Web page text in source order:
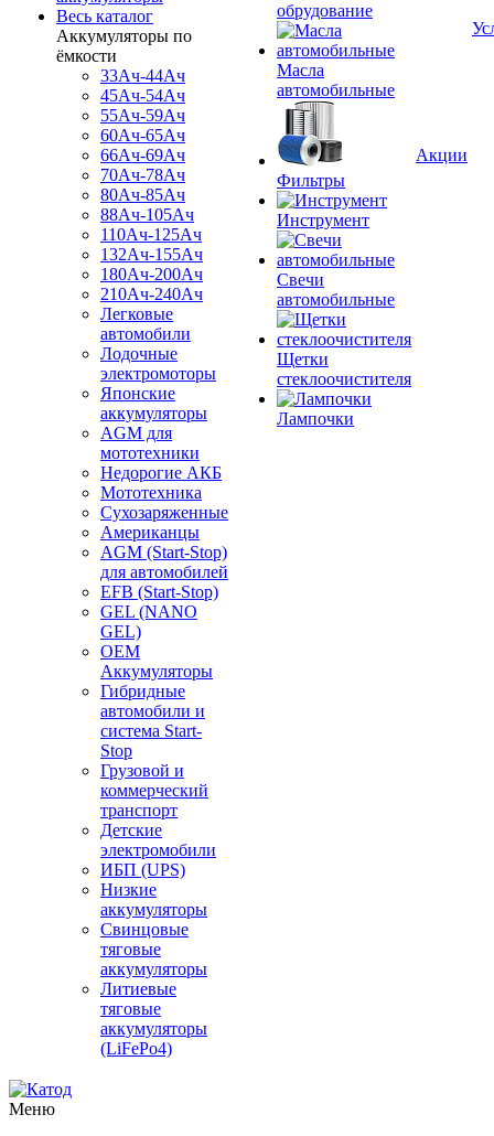
Весь каталог
Аккумуляторы по
ёмкости
33Ач-44Ач
45Ач-54Ач
55Ач-59Ач
60Ач-65Ач
66Ач-69Ач
70Ач-78Ач
80Ач-85Ач
88Ач-105Ач
110Ач-125Ач
132Ач-155Ач
180Ач-200Ач
210Ач-240Ач
Легковые
автомобили
Лодочные
электромоторы
Японские
аккумуляторы
AGM для
мототехники
Недорогие АКБ
Мототехника
Сухозаряженные
Американцы
AGM (Start-Stop)
для автомобилей
EFB (Start-Stop)
GEL (NANO
GEL)
OEM
Аккумуляторы
Гибридные
автомобили и
система Start-
Stop
Грузовой и
коммерческий
транспорт
Детские
электромобили
ИБП (UPS)
Низкие
аккумуляторы
Свинцовые
тяговые
аккумуляторы
Литиевые
тяговые
аккумуляторы
(LiFePo4)
обрудование
Масла
автомобильные
Фильтры
Инструмент
Свечи
автомобильные
Щетки
стеклоочистителя
Лампочки
Акции
Меню